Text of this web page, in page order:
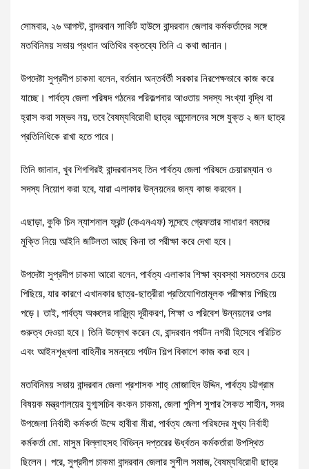
সোমবার, ২৬ আগস্ট, বান্দরবান সার্কিট হাউসে বান্দরবান জেলার কর্মকর্তাদের সঙ্গে
মতবিনিময় সভায় প্রধান অতিথির বক্তব্যে তিনি এ কথা জানান।
উপদেষ্টা সুপ্রদীপ চাকমা বলেন, বর্তমান অন্তর্বর্তী সরকার নিরপেক্ষভাবে কাজ করে
যাচ্ছে। পার্বত্য জেলা পরিষদ গঠনের পরিকল্পনার আওতায় সদস্য সংখ্যা বৃদ্ধি বা
হ্রাস করা সম্ভব নয়, তবে বৈষম্যবিরোধী ছাত্র আন্দোলনের সঙ্গে যুক্ত ২ জন ছাত্র
প্রতিনিধিকে রাখা হতে পারে।
তিনি জানান, খুব শিগগিরই বান্দরবানসহ তিন পার্বত্য জেলা পরিষদে চেয়ারম্যান ও
সদস্য নিয়োগ করা হবে, যারা এলাকার উন্নয়নের জন্য কাজ করবেন।
এছাড়া, কুকি চিন ন্যাশনাল ফ্রন্ট (কেএনএফ) সন্দেহে গ্রেফতার সাধারণ বমদের
মুক্তি নিয়ে আইনি জটিলতা আছে কিনা তা পরীক্ষা করে দেখা হবে।
উপদেষ্টা সুপ্রদীপ চাকমা আরো বলেন, পার্বত্য এলাকার শিক্ষা ব্যবস্থা সমতলের চেয়ে
পিছিয়ে, যার কারণে এখানকার ছাত্র-ছাত্রীরা প্রতিযোগিতামূলক পরীক্ষায় পিছিয়ে
পড়ে। তাই, পার্বত্য অঞ্চলের দারিদ্র্য দূরীকরণ, শিক্ষা ও পরিবেশ উন্নয়নের ওপর
গুরুত্ব দেওয়া হবে। তিনি উল্লেখ করেন যে, বান্দরবান পর্যটন নগরী হিসেবে পরিচিত
এবং আইনশৃঙ্খলা বাহিনীর সমন্বয়ে পর্যটন শিল্প বিকাশে কাজ করা হবে।
মতবিনিময় সভায় বান্দরবান জেলা প্রশাসক শাহ্ মোজাহিদ উদ্দিন, পার্বত্য চট্টগ্রাম
বিষয়ক মন্ত্রণালয়ের যুগ্মসচিব কংকন চাকমা, জেলা পুলিশ সুপার সৈকত শাহীন, সদর
উপজেলা নির্বাহী কর্মকর্তা উম্মে হাবীবা মীরা, পার্বত্য জেলা পরিষদের মুখ্য নির্বাহী
কর্মকর্তা মো. মাসুম বিল্লাহসহ বিভিন্ন দপ্তরের ঊর্ধ্বতন কর্মকর্তারা উপস্থিত
ছিলেন। পরে, সুপ্রদীপ চাকমা বান্দরবান জেলার সুশীল সমাজ, বৈষম্যবিরোধী ছাত্র